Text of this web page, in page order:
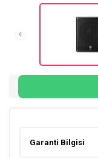
Garanti Bilgisi